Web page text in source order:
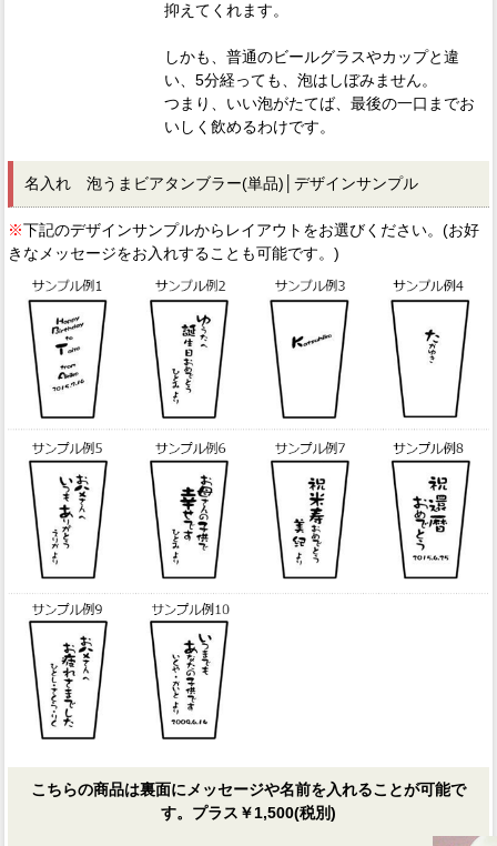
抑えてくれます。
しかも、普通のビールグラスやカップと違
い、5分経っても、泡はしぼみません。
つまり、いい泡がたてば、最後の一口までお
いしく飲めるわけです。
名入れ 泡うまビアタンブラー(単品)│デザインサンプル
※下記のデザインサンプルからレイアウトをお選びください。(お好
きなメッセージをお入れすることも可能です。)
こちらの商品は裏面にメッセージや名前を入れることが可能で
す。プラス￥1,500(税別)